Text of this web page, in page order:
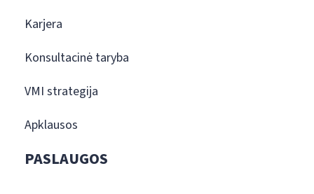
Karjera
Konsultacinė taryba
VMI strategija
Apklausos
PASLAUGOS